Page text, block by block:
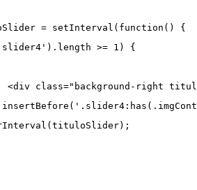
= setInterval(function() {
>= 1) {
<div class="background-right